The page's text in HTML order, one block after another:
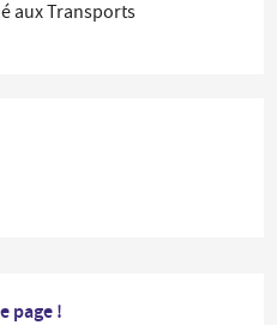
aux Transports
page !